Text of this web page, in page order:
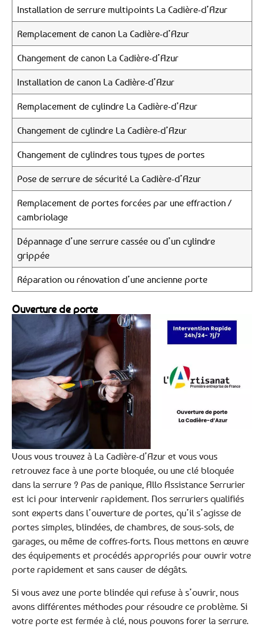
Installation de serrure multipoints La Cadière-d’Azur
Remplacement de canon La Cadière-d’Azur
Changement de canon La Cadière-d’Azur
Installation de canon La Cadière-d’Azur
Remplacement de cylindre La Cadière-d’Azur
Changement de cylindre La Cadière-d’Azur
Changement de cylindres tous types de portes
Pose de serrure de sécurité La Cadière-d’Azur
Remplacement de portes forcées par une effraction /
cambriolage
Dépannage d’une serrure cassée ou d’un cylindre
grippée
Réparation ou rénovation d’une ancienne porte
Ouverture de porte
Vous vous trouvez à La Cadière-d’Azur et vous vous
retrouvez face à une porte bloquée, ou une clé bloquée
dans la serrure ? Pas de panique, Allo Assistance Serrurier
est ici pour intervenir rapidement. Nos serruriers qualifiés
sont experts dans l’ouverture de portes, qu’il s’agisse de
portes simples, blindées, de chambres, de sous-sols, de
garages, ou même de coffres-forts. Nous mettons en œuvre
des équipements et procédés appropriés pour ouvrir votre
porte rapidement et sans causer de dégâts.
Si vous avez une porte blindée qui refuse à s’ouvrir, nous
avons différentes méthodes pour résoudre ce problème. Si
votre porte est fermée à clé, nous pouvons forer la serrure.